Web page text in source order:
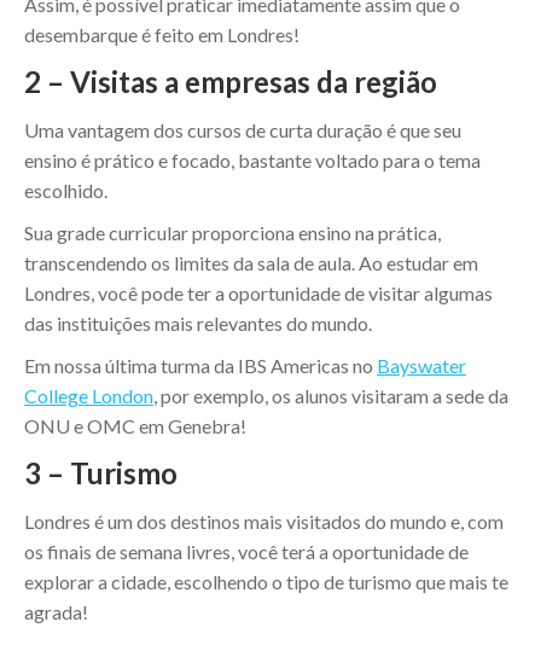
desembarque é feito em Londres!
2 – Visitas a empresas da região
Uma vantagem dos cursos de curta duração é que seu
ensino é prático e focado, bastante voltado para o tema
escolhido.
Sua grade curricular proporciona ensino na prática,
transcendendo os limites da sala de aula. Ao estudar em
Londres, você pode ter a oportunidade de visitar algumas
das instituições mais relevantes do mundo.
Em nossa última turma da IBS Americas no Bayswater
College London, por exemplo, os alunos visitaram a sede da
ONU e OMC em Genebra!
3 – Turismo
Londres é um dos destinos mais visitados do mundo e, com
os finais de semana livres, você terá a oportunidade de
explorar a cidade, escolhendo o tipo de turismo que mais te
agrada!